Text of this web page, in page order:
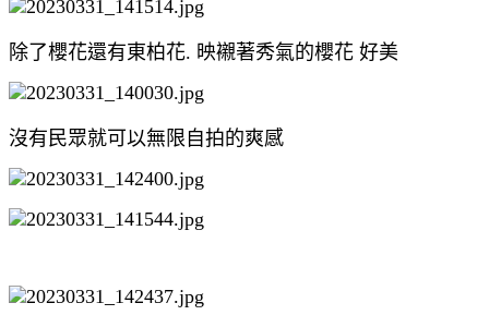
除了櫻花還有東柏花. 映襯著秀氣的櫻花 好美
沒有民眾就可以無限自拍的爽感